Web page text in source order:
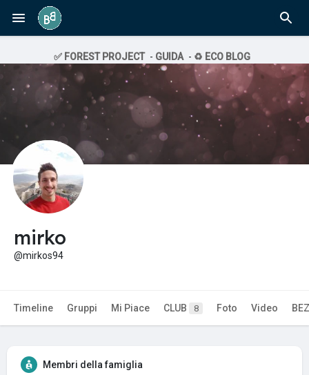
✅ FOREST PROJECT - GUIDA - ♻️ ECO BLOG
mirko
@mirkos94
Timeline Gruppi Mi Piace CLUB 8 Foto Video BEZ
Membri della famiglia